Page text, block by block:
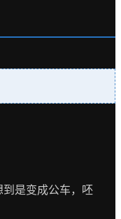
是变成公车，呸